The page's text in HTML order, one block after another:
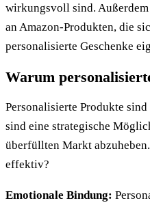
wirkungsvoll sind.
an Amazon-Produkten, die
personalisierte Geschenke
Warum
Personalisierte Produkte
sind eine strategische
überfüllten Markt
effektiv?
Emotionale Bindung: